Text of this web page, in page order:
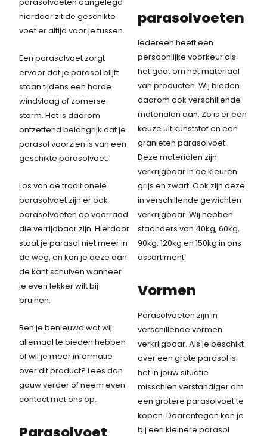
hierdoor zit de geschikte
voet er altijd voor je tussen.
Een parasolvoet zorgt
ervoor dat je parasol blijft
staan tijdens een harde
windvlaag of zomerse
storm. Het is daarom
ontzettend belangrijk dat je
parasol voorzien is van een
geschikte parasolvoet.
Los van de traditionele
parasolvoet zijn er ook
parasolvoeten op voorraad
die verrijdbaar zijn. Hierdoor
staat je parasol niet meer in
de weg, en kan je deze aan
de kant schuiven wanneer
je even lekker wilt bij
bruinen.
Ben je benieuwd wat wij
allemaal te bieden hebben
of wil je meer informatie
over dit product? Lees dan
gauw verder of neem even
contact met ons op.
Parasolvoet
parasolvoeten
Iedereen heeft een
persoonlijke voorkeur als
het gaat om het materiaal
van producten. Wij bieden
daarom ook verschillende
materialen aan. Zo is er een
keuze uit kunststof en een
granieten parasolvoet.
Deze materialen zijn
verkrijgbaar in de kleuren
grijs en zwart. Ook zijn deze
in verschillende gewichten
verkrijgbaar. Wij hebben
staanders van 40kg, 60kg,
90kg, 120kg en 150kg in ons
assortiment.
Vormen
Parasolvoeten zijn in
verschillende vormen
verkrijgbaar. Als je beschikt
over een grote parasol is
het in jouw situatie
misschien verstandiger om
een grotere parasolvoet te
kopen. Daarentegen kan je
bij een kleinere parasol